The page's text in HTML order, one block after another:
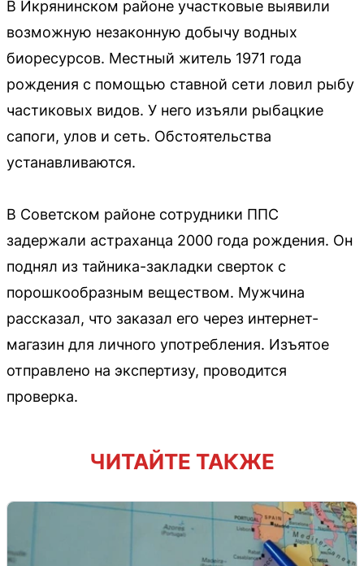
В Икрянинском районе участковые выявили
возможную незаконную добычу водных
биоресурсов. Местный житель 1971 года
рождения с помощью ставной сети ловил рыбу
частиковых видов. У него изъяли рыбацкие
сапоги, улов и сеть. Обстоятельства
устанавливаются.
В Советском районе сотрудники ППС
задержали астраханца 2000 года рождения. Он
поднял из тайника-закладки сверток с
порошкообразным веществом. Мужчина
рассказал, что заказал его через интернет-
магазин для личного употребления. Изъятое
отправлено на экспертизу, проводится
проверка.
ЧИТАЙТЕ ТАКЖЕ